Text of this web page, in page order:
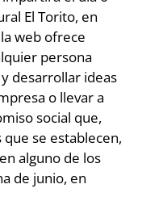
El Torito, en
web ofrece
persona
desarrollar ideas
o llevar a
social que,
se establecen,
alguno de los
de junio, en